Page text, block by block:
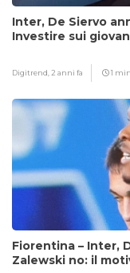
Inter, De Siervo
Investire sui
Digitrend, 2 anni fa 1
Fiorentina – Inter,
Zalewski no: il